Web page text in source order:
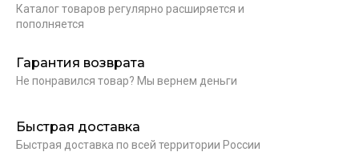
Каталог товаров регулярно расширяется и
пополняется
Гарантия возврата
Не понравился товар? Мы вернем деньги
Быстрая доставка
Быстрая доставка по всей территории России